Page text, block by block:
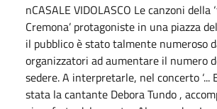
nCASALE VIDOLASCO Le canzoni della
Cremona’ protagoniste in una piazza
il pubblico è stato talmente numeroso
organizzatori ad aumentare il numero
sedere. A interpretarle, nel concerto ‘...
stata la cantante Debora Tundo ,